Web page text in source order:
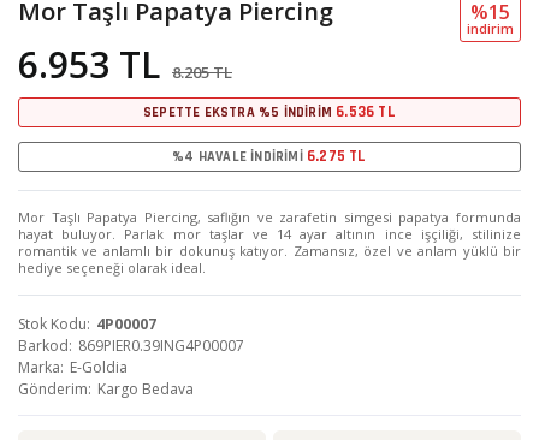
Mor Taşlı Papatya Piercing
6.953 TL 8.205 TL
%15
i̇ndi̇ri̇m
SEPETTE EKSTRA %5 İNDİRİM 6.536 TL
%4 HAVALE İNDİRİMİ 6.275 TL
Mor Taşlı Papatya Piercing, saflığın ve zarafetin simgesi papatya formunda
hayat buluyor. Parlak mor taşlar ve 14 ayar altının ince işçiliği, stilinize
romantik ve anlamlı bir dokunuş katıyor. Zamansız, özel ve anlam yüklü bir
hediye seçeneği olarak ideal.
Stok Kodu 4P00007
Barkod 869PIER0.39ING4P00007
Marka E-Goldia
Gönderim Kargo Bedava